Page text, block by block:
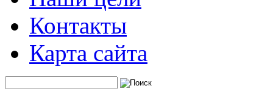
Контакты
Карта сайта